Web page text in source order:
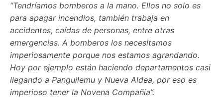
“Tendríamos bomberos a la mano. Ellos no solo es
para apagar incendios, también trabaja en
accidentes, caídas de personas, entre otras
emergencias. A bomberos los necesitamos
imperiosamente porque nos estamos agrandando.
Hoy por ejemplo están haciendo departamentos casi
llegando a Panguilemu y Nueva Aldea, por eso es
imperioso tener la Novena Compañía”.